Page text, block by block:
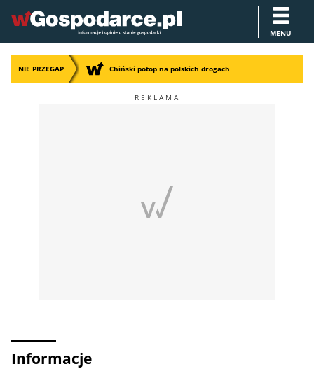
MENU
NIE PRZEGAP Chiński potop na polskich drogach
Informacje